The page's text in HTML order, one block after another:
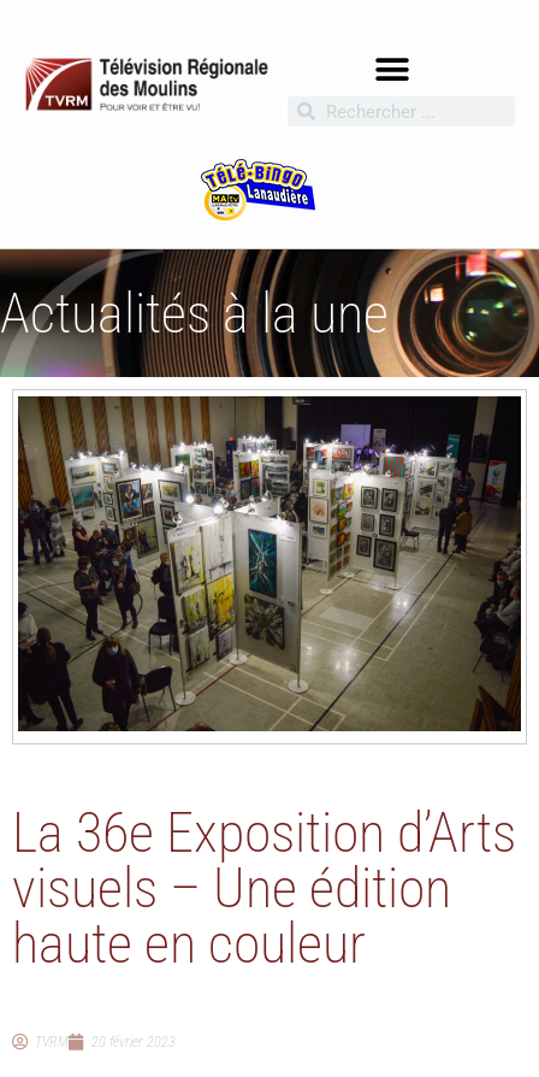
Actualités à la une
La 36e Exposition d’Arts
visuels – Une édition
haute en couleur
TVRM 20 février 2023